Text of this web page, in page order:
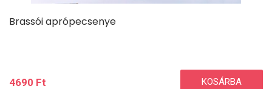
Brassói aprópecsenye
4690 Ft KOSÁRBA